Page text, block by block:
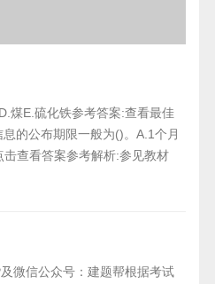
煤E.硫化铁参考答案:查看最佳
的公布期限一般为()。A.1个月
查看答案参考解析:参见教材
微信公众号：建题帮根据考试